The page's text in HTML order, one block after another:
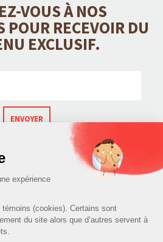
VOUS À NOS
POUR RECEVOIR DU
EXCLUSIF.
ENVOYER